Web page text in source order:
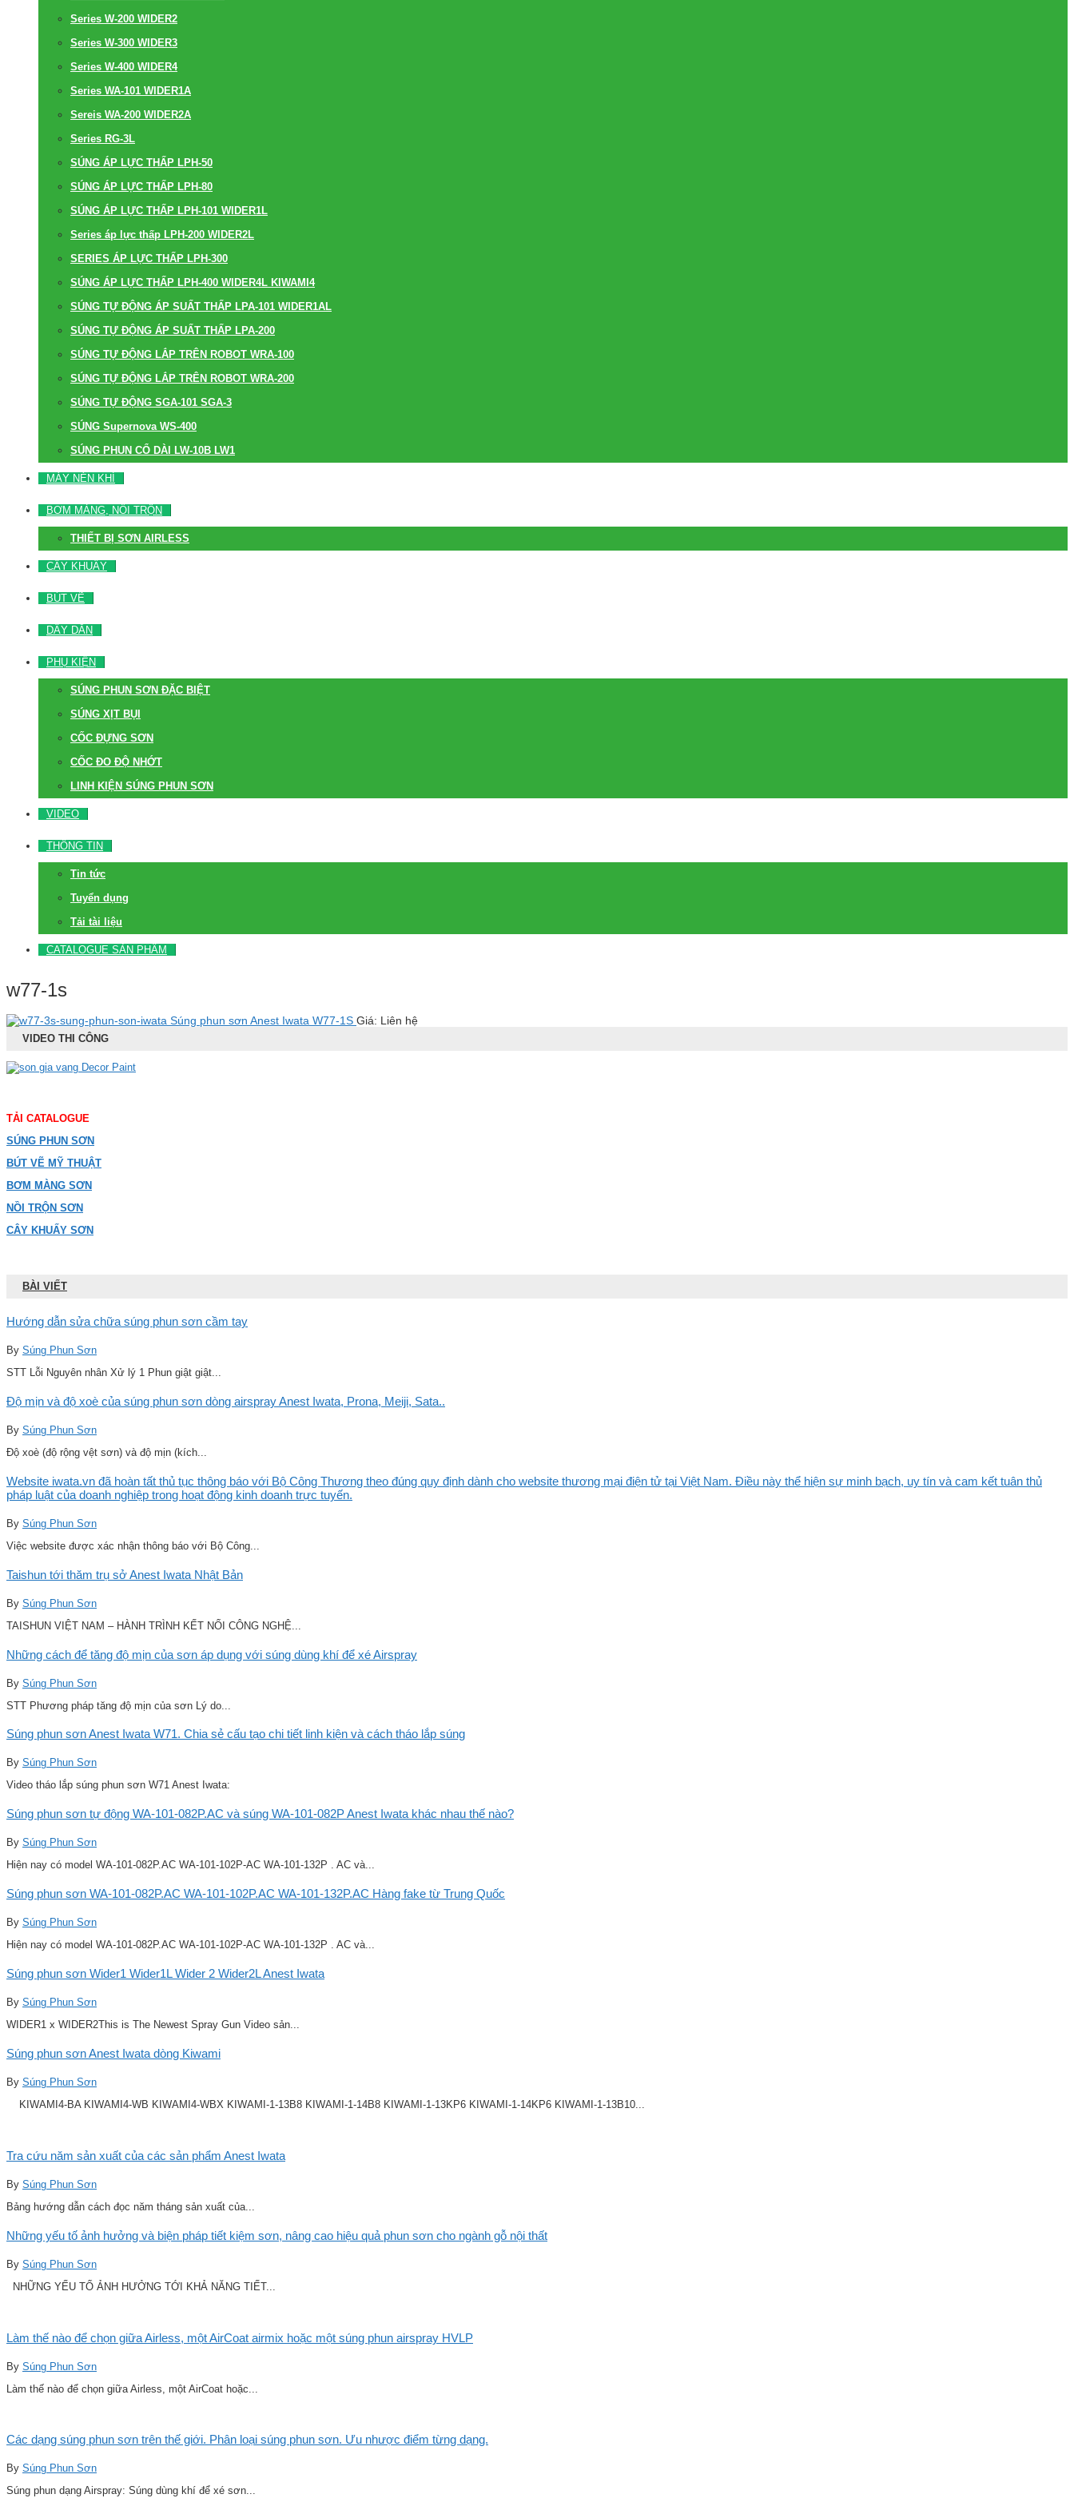
Series W-200 WIDER2
Series W-300 WIDER3
Series W-400 WIDER4
Series WA-101 WIDER1A
Sereis WA-200 WIDER2A
Series RG-3L
SÚNG ÁP LỰC THẤP LPH-50
SÚNG ÁP LỰC THẤP LPH-80
SÚNG ÁP LỰC THẤP LPH-101 WIDER1L
Series áp lực thấp LPH-200 WIDER2L
SERIES ÁP LỰC THẤP LPH-300
SÚNG ÁP LỰC THẤP LPH-400 WIDER4L KIWAMI4
SÚNG TỰ ĐỘNG ÁP SUẤT THẤP LPA-101 WIDER1AL
SÚNG TỰ ĐỘNG ÁP SUẤT THẤP LPA-200
SÚNG TỰ ĐỘNG LẮP TRÊN ROBOT WRA-100
SÚNG TỰ ĐỘNG LẮP TRÊN ROBOT WRA-200
SÚNG TỰ ĐỘNG SGA-101 SGA-3
SÚNG Supernova WS-400
SÚNG PHUN CỔ DÀI LW-10B LW1
MÁY NÉN KHÍ
BƠM MÀNG, NỒI TRỘN
THIẾT BỊ SƠN AIRLESS
CÂY KHUẤY
BÚT VẼ
DÂY DẪN
PHỤ KIỆN
SÚNG PHUN SƠN ĐẶC BIỆT
SÚNG XỊT BỤI
CỐC ĐỰNG SƠN
CỐC ĐO ĐỘ NHỚT
LINH KIỆN SÚNG PHUN SƠN
VIDEO
THÔNG TIN
Tin tức
Tuyển dụng
Tải tài liệu
CATALOGUE SẢN PHẨM
w77-1s
Súng phun sơn Anest Iwata W77-1S Giá: Liên hệ
VIDEO THI CÔNG
TẢI CATALOGUE
SÚNG PHUN SƠN
BÚT VẼ MỸ THUẬT
BƠM MÀNG SƠN
NỒI TRỘN SƠN
CÂY KHUẤY SƠN
BÀI VIẾT
Hướng dẫn sửa chữa súng phun sơn cầm tay
By Súng Phun Sơn
STT Lỗi Nguyên nhân Xử lý 1 Phun giật giật...
Độ mịn và độ xoè của súng phun sơn dòng airspray Anest Iwata, Prona, Meiji, Sata..
By Súng Phun Sơn
Độ xoè (độ rộng vệt sơn) và độ mịn (kích...
Website iwata.vn đã hoàn tất thủ tục thông báo với Bộ Công Thương theo đúng quy định dành cho website thương mại điện tử tại Việt Nam. Điều này thể hiện sự minh bạch, uy tín và cam kết tuân thủ
pháp luật của doanh nghiệp trong hoạt động kinh doanh trực tuyến.
By Súng Phun Sơn
Việc website được xác nhận thông báo với Bộ Công...
Taishun tới thăm trụ sở Anest Iwata Nhật Bản
By Súng Phun Sơn
TAISHUN VIỆT NAM – HÀNH TRÌNH KẾT NỐI CÔNG NGHỆ...
Những cách để tăng độ mịn của sơn áp dụng với súng dùng khí để xé Airspray
By Súng Phun Sơn
STT Phương pháp tăng độ mịn của sơn Lý do...
Súng phun sơn Anest Iwata W71. Chia sẻ cấu tạo chi tiết linh kiện và cách tháo lắp súng
By Súng Phun Sơn
Video tháo lắp súng phun sơn W71 Anest Iwata:
Súng phun sơn tự động WA-101-082P.AC và súng WA-101-082P Anest Iwata khác nhau thế nào?
By Súng Phun Sơn
Hiện nay có model WA-101-082P.AC WA-101-102P-AC WA-101-132P . AC và...
Súng phun sơn WA-101-082P.AC WA-101-102P.AC WA-101-132P.AC Hàng fake từ Trung Quốc
By Súng Phun Sơn
Hiện nay có model WA-101-082P.AC WA-101-102P-AC WA-101-132P . AC và...
Súng phun sơn Wider1 Wider1L Wider 2 Wider2L Anest Iwata
By Súng Phun Sơn
WIDER1 x WIDER2This is The Newest Spray Gun Video sản...
Súng phun sơn Anest Iwata dòng Kiwami
By Súng Phun Sơn
KIWAMI4-BA KIWAMI4-WB KIWAMI4-WBX KIWAMI-1-13B8 KIWAMI-1-14B8 KIWAMI-1-13KP6 KIWAMI-1-14KP6 KIWAMI-1-13B10...
Tra cứu năm sản xuất của các sản phẩm Anest Iwata
By Súng Phun Sơn
Bảng hướng dẫn cách đọc năm tháng sản xuất của...
Những yếu tố ảnh hưởng và biện pháp tiết kiệm sơn, nâng cao hiệu quả phun sơn cho ngành gỗ nội thất
By Súng Phun Sơn
NHỮNG YẾU TỐ ẢNH HƯỞNG TỚI KHẢ NĂNG TIẾT...
Làm thế nào để chọn giữa Airless, một AirCoat airmix hoặc một súng phun airspray HVLP
By Súng Phun Sơn
Làm thế nào để chọn giữa Airless, một AirCoat hoặc...
Các dạng súng phun sơn trên thế giới. Phân loại súng phun sơn. Ưu nhược điểm từng dạng.
By Súng Phun Sơn
Súng phun dạng Airspray: Súng dùng khí để xé sơn...